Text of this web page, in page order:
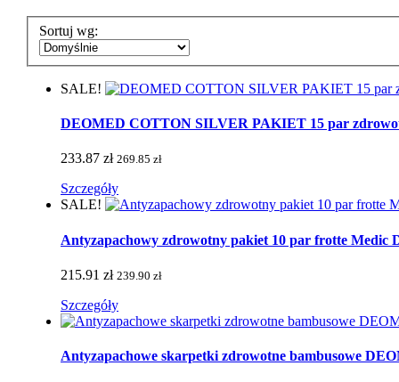
Sortuj wg:
SALE!
DEOMED COTTON SILVER PAKIET 15 par
233.87 zł 269.85 zł
Szczegóły
SALE!
Antyzapachowy zdrowotny pakiet 10 par frotte Medic
215.91 zł 239.90 zł
Szczegóły
Antyzapachowe skarpetki zdrowotne bambusowe